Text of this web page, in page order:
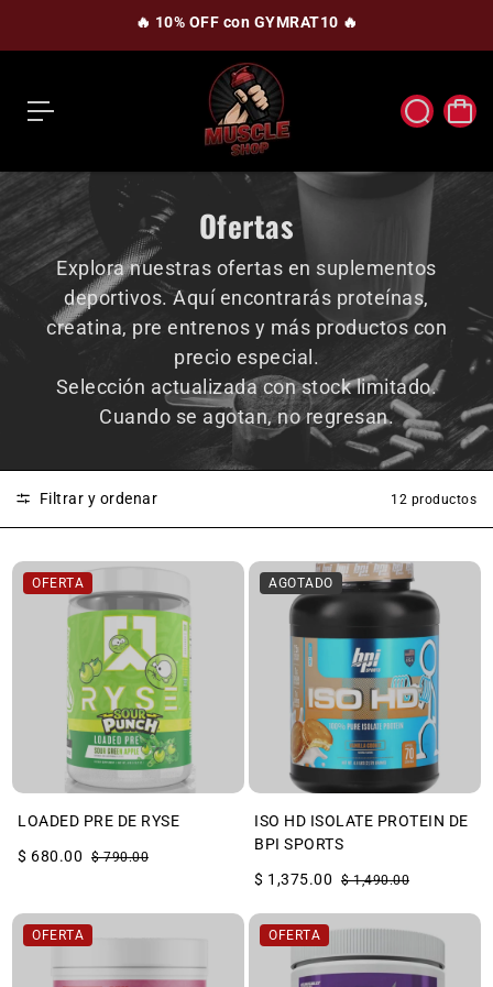
n
d
🔥 10% OFF con GYMRAT10 🔥
Ofertas
Explora nuestras ofertas en suplementos
deportivos. Aquí encontrarás proteínas,
creatina, pre entrenos y más productos con
precio especial.
Selección actualizada con stock limitado.
Cuando se agotan, no regresan.
Filtrar y ordenar 12 productos
OFERTA
LOADED PRE DE RYSE
$ 680.00
$ 790.00
AGOTADO
ISO HD ISOLATE PROTEIN DE
BPI SPORTS
$ 1,375.00
$ 1,490.00
OFERTA OFERTA